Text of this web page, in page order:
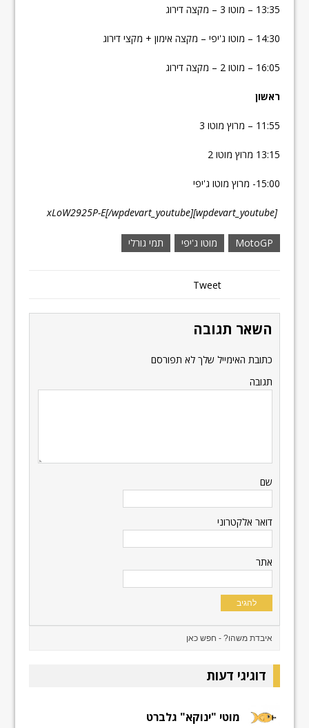
13:35 – מוטו 3 – מקצה דירוג
14:30 – מוטו ג'יפי – מקצה אימון + מקצי דירוג
16:05 – מוטו 2 – מקצה דירוג
ראשון
11:55 – מרוץ מוטו 3
13:15 מרוץ מוטו 2
15:00- מרוץ מוטו ג'יפי
[wpdevart_youtube]xLoW2925P-E[/wpdevart_youtube]
MotoGP מוטו ג'יפי תמי גורלי
Tweet
השאר תגובה
כתובת האימייל שלך לא תפורסם
תגובה
שם
דואר אלקטרוני
אתר
דוגיגי דעות
מוטי "ינוקא" גלברט